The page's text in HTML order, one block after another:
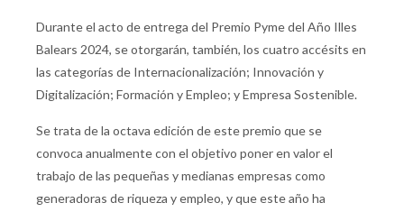
Durante el acto de entrega del Premio Pyme del Año Illes
Balears 2024, se otorgarán, también, los cuatro accésits en
las categorías de Internacionalización; Innovación y
Digitalización; Formación y Empleo; y Empresa Sostenible.
Se trata de la octava edición de este premio que se
convoca anualmente con el objetivo poner en valor el
trabajo de las pequeñas y medianas empresas como
generadoras de riqueza y empleo, y que este año ha